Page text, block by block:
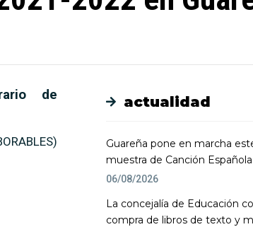
de
actualidad
Guareña pone en marcha
muestra de Canción
06/08/2026
La concejalía de Educación
compra de libros de texto y